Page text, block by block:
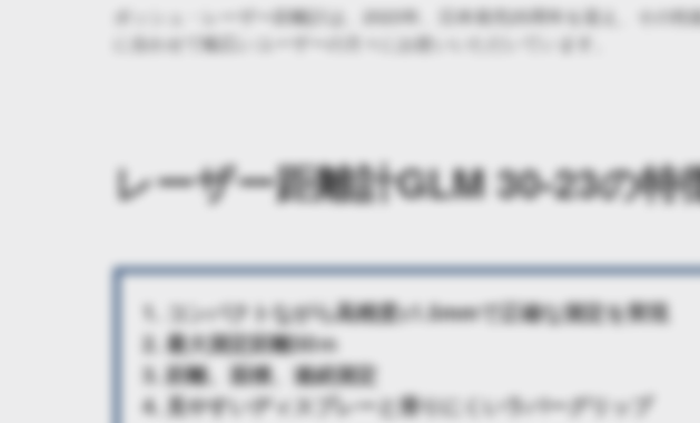
ボッシュ・レーザー距離計は、2023年、日本発売25周年を迎え、その
に合わせて幅広いユーザーの方々にお使いいただいています。
レーザー距離計GLM 30-23の特
1. コンパクトながら高精度±1.5mmで正確な測定を実現
2. 最大測定距離30ｍ
3. 距離、面積、連続測定
4. 見やすいディスプレーと滑りにくいラバーグリップ